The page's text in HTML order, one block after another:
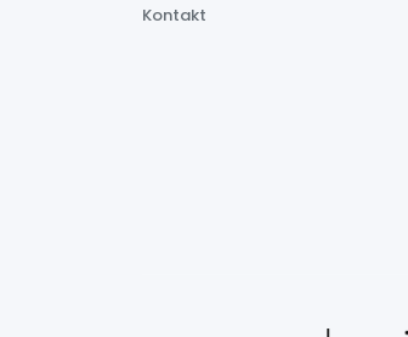
Kontakt